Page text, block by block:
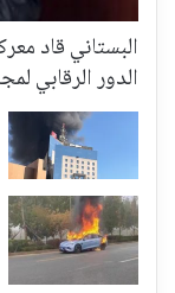
البستاني قاد
الدور الرقابي